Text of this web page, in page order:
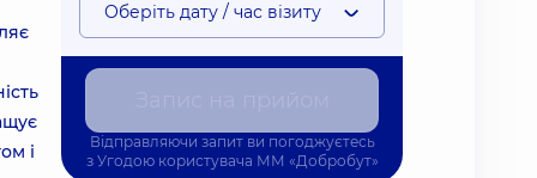
і
Оберіть дату / час візиту
Відправляючи запит ви погоджуєтесь
з Угодою користувача ММ «Добробут»